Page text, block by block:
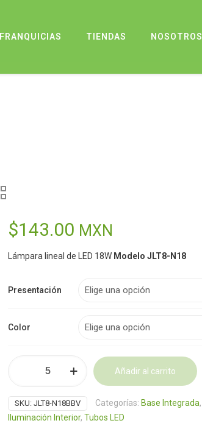
FRANQUICIAS TIENDAS NOSOTROS
$143.00 MXN
Lámpara lineal de LED 18W Modelo JLT8-N18
Presentación
Color
18W
120
Añadir al carrito
SKU: JLT8-N18BBV Categorías: Base Integrada,
Iluminación Interior, Tubos LED